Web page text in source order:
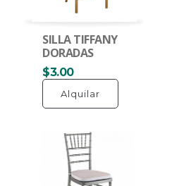
SILLA TIFFANY
DORADAS
$3.00
Alquilar